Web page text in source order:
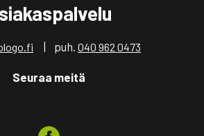
| puh. 040 962 0473
Seuraa meitä